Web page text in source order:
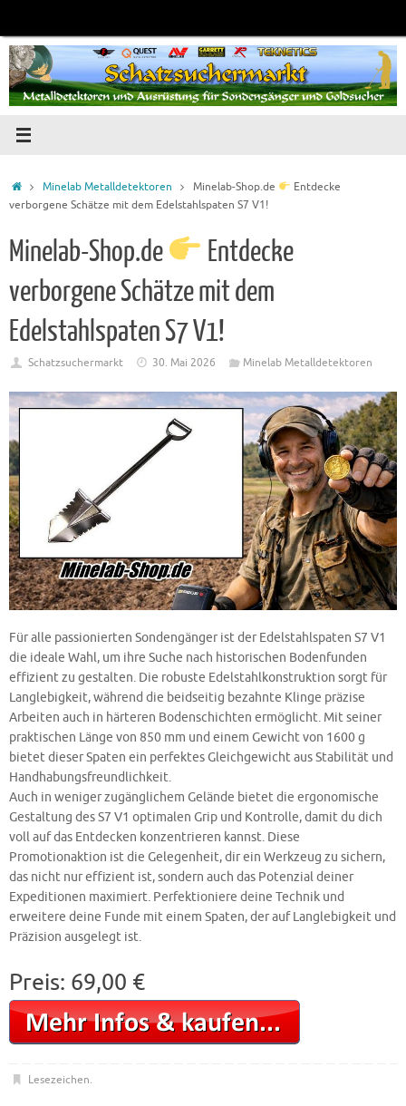
springen
Startseite
Minelab Metalldetektoren Minelab-Shop.de
Entdecke
verborgene Schätze mit dem Edelstahlspaten S7 V1!
Minelab-Shop.de
Entdecke
verborgene Schätze mit dem
Edelstahlspaten S7 V1!
Schatzsuchermarkt 30. Mai 2026 Minelab Metalldetektoren
Für alle passionierten Sondengänger ist der Edelstahlspaten S7 V1
die ideale Wahl, um ihre Suche nach historischen Bodenfunden
effizient zu gestalten. Die robuste Edelstahlkonstruktion sorgt für
Langlebigkeit, während die beidseitig bezahnte Klinge präzise
Arbeiten auch in härteren Bodenschichten ermöglicht. Mit seiner
praktischen Länge von 850 mm und einem Gewicht von 1600 g
bietet dieser Spaten ein perfektes Gleichgewicht aus Stabilität und
Handhabungsfreundlichkeit.
Auch in weniger zugänglichem Gelände bietet die ergonomische
Gestaltung des S7 V1 optimalen Grip und Kontrolle, damit du dich
voll auf das Entdecken konzentrieren kannst. Diese
Promotionaktion ist die Gelegenheit, dir ein Werkzeug zu sichern,
das nicht nur effizient ist, sondern auch das Potenzial deiner
Expeditionen maximiert. Perfektioniere deine Technik und
erweitere deine Funde mit einem Spaten, der auf Langlebigkeit und
Präzision ausgelegt ist.
Preis: 69,00 €
Lesezeichen.